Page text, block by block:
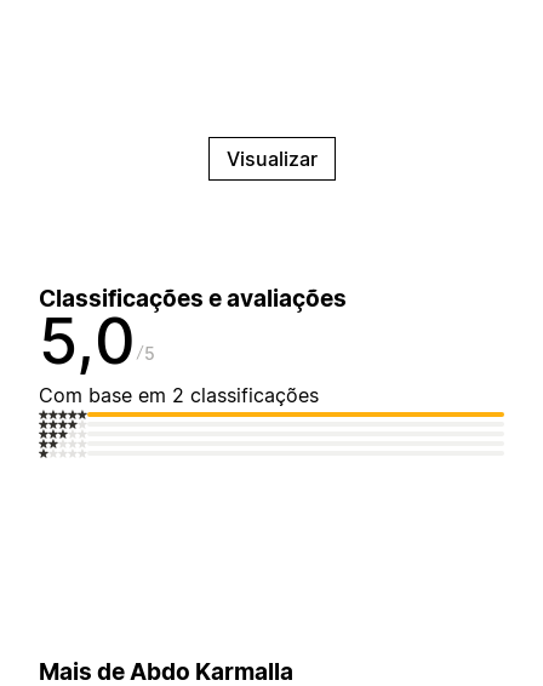
Visualizar
Classificações e avaliações
5,0 5
Com base em 2 classificações
Mais de Abdo Karmalla